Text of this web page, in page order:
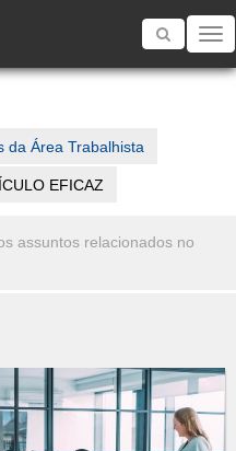
Toggle
da Área Trabalhista
EFICAZ
assuntos relacionados no